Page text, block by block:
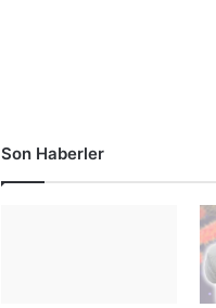
Son Haberler